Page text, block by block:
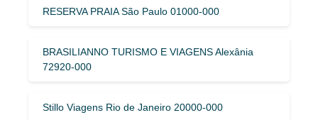
RESERVA PRAIA São Paulo 01000-000
BRASILIANNO TURISMO E VIAGENS Alexânia
72920-000
Stillo Viagens Rio de Janeiro 20000-000